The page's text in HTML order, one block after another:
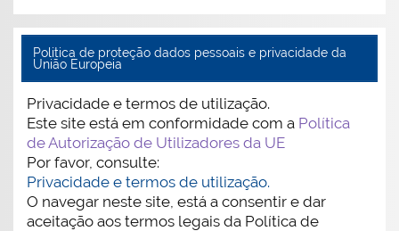
Politica de proteção dados pessoais e privacidade da
União Europeia
Privacidade e termos de utilização.
Este site está em conformidade com a Política
de Autorização de Utilizadores da UE
Por favor, consulte:
Privacidade e termos de utilização.
O navegar neste site, está a consentir e dar
aceitação aos termos legais da Política de